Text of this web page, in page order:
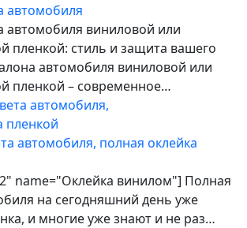
автомобиля
автомобиля виниловой или
пленкой: стиль и защита вашего
автомобиля виниловой или
пленкой – современное…
автомобиля, полная оклейка
name="Оклейка винилом"] Полная
на сегодняшний день уже
и многие уже знают и не раз…